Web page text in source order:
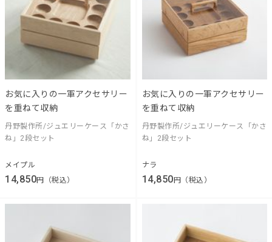
お気に入りの一軍アクセサリー
を重ねて収納
丹野製作所/ジュエリーケース「かさ
ね」2段セット
メイプル
14,850円（税込）
お気に入りの一軍アクセサリー
を重ねて収納
丹野製作所/ジュエリーケース「かさ
ね」2段セット
ナラ
14,850円（税込）